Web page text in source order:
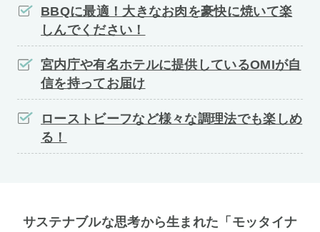
BBQに最適！大きなお肉を豪快に焼いて楽
しんでください！
宮内庁や有名ホテルに提供しているOMIが自
信を持ってお届け
ローストビーフなど様々な調理法でも楽しめ
る！
サステナブルな思考から生まれた「モッタイナ